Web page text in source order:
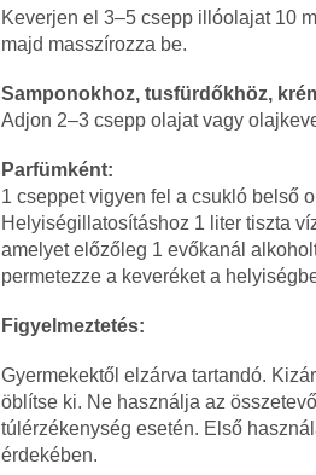
Keverjen el 3–5 csepp illóolajat 10
majd masszírozza be.
Samponokhoz, tusfürdőkhöz,
Adjon 2–3 csepp olajat vagy
Parfümként:
1 cseppet vigyen fel a csukló belső
Helyiségillatosításhoz 1 liter tiszta
amelyet előzőleg 1 evőkanál
permetezze a keveréket a
Figyelmeztetés:
Gyermekektől elzárva tartandó.
öblítse ki. Ne használja az
túlérzékenység esetén. Első
érdekében.